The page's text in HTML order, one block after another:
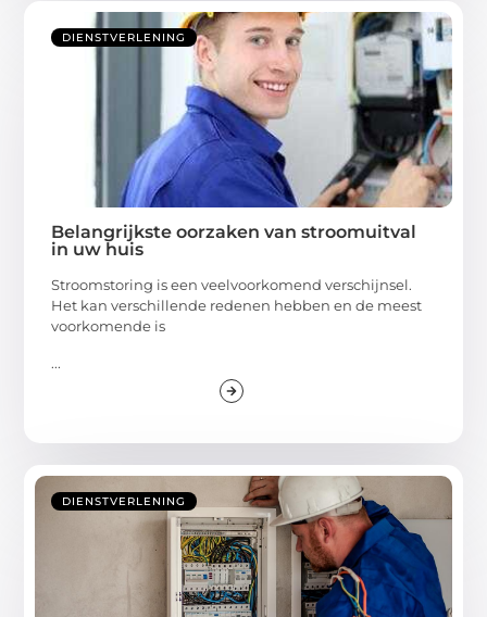
DIENSTVERLENING
Belangrijkste oorzaken van stroomuitval
in uw huis
Stroomstoring is een veelvoorkomend verschijnsel.
Het kan verschillende redenen hebben en de meest
voorkomende is
...
DIENSTVERLENING